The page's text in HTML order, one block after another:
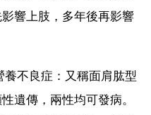
響上肢，多年後再影響
不良症：又稱面肩肱型
遺傳，兩性均可發病。